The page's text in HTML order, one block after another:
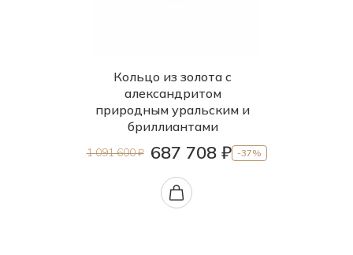
Кольцо из золота с
александритом
природным уральским и
бриллиантами
1 091 600 ₽ 687 708 ₽ -37%